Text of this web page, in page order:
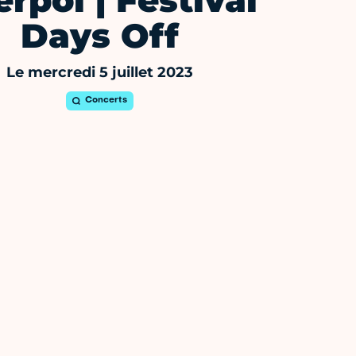
Days Off
Le mercredi 5 juillet 2023
Concerts